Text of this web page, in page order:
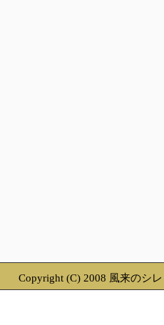
Copyright (C) 2008 風来のシ